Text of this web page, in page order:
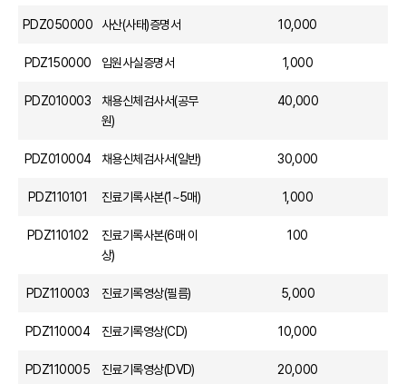
PDZ050000 사산(사태)증명서 10,000
PDZ150000 입원사실증명서 1,000
PDZ010003
채용신체검사서(공무
원)
40,000
PDZ010004 채용신체검사서(일반) 30,000
PDZ110101 진료기록사본(1~5매) 1,000
PDZ110102
진료기록사본(6매 이
상)
100
PDZ110003 진료기록영상(필름) 5,000
PDZ110004 진료기록영상(CD) 10,000
PDZ110005 진료기록영상(DVD) 20,000